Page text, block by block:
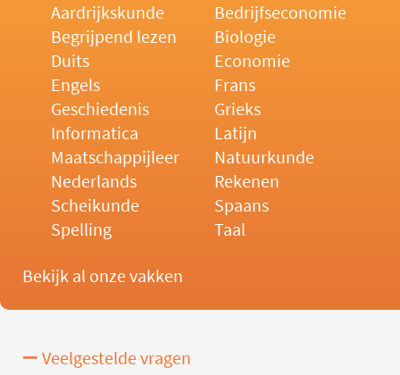
Aardrijkskunde
Bedrijfseconomie
Begrijpend lezen
Biologie
Duits
Economie
Engels
Frans
Geschiedenis
Grieks
Informatica
Latijn
Maatschappijleer
Natuurkunde
Nederlands
Rekenen
Scheikunde
Spaans
Spelling
Taal
Bekijk al onze vakken
Veelgestelde vragen